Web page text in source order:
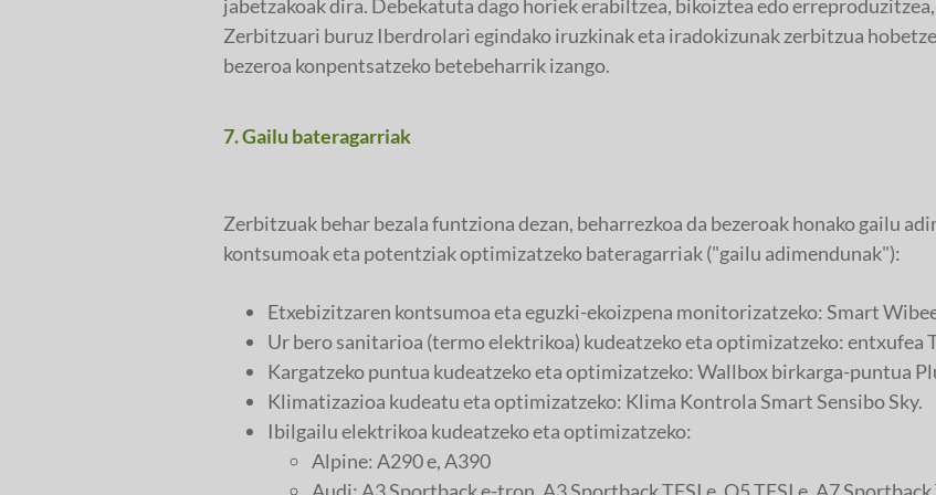
jabetzakoak dira. Debekatuta dago horiek erabiltzea, bikoiztea edo
Zerbitzuari buruz Iberdrolari egindako iruzkinak eta iradokizunak zerbitzua
bezeroa konpentsatzeko betebeharrik izango.
7. Gailu bateragarriak
Zerbitzuak behar bezala funtziona dezan, beharrezkoa da bezeroak honako gailu
kontsumoak eta potentziak optimizatzeko bateragarriak ("gailu adimendunak"):
Etxebizitzaren kontsumoa eta eguzki-ekoizpena monitorizatzeko: Smart
Ur bero sanitarioa (termo elektrikoa) kudeatzeko eta optimizatzeko: entxufea
Kargatzeko puntua kudeatzeko eta optimizatzeko: Wallbox birkarga-puntua
Klimatizazioa kudeatu eta optimizatzeko: Klima Kontrola Smart Sensibo Sky.
Ibilgailu elektrikoa kudeatzeko eta optimizatzeko:
Alpine: A290 e, A390